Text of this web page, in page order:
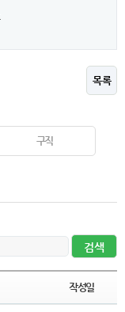
목록
구직
작성일